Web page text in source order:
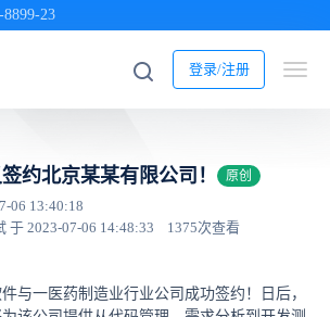
8899-23
登录/注册
约北京某某有限公司！ 原创
06 13:40:18
于 2023-07-06 14:48:33
1375次查看
与一医药制造业行业公司成功签约！日后，